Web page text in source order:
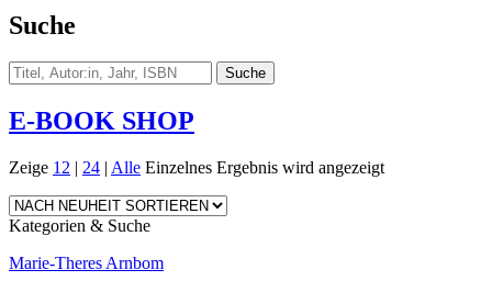
Suche
E-BOOK SHOP
Zeige 12 | 24 | Alle Einzelnes Ergebnis wird angezeigt
Kategorien & Suche
Marie-Theres Arnbom